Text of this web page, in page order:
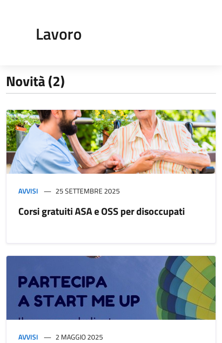
Lavoro
Novità (2)
AVVISI 25 SETTEMBRE 2025
Corsi gratuiti ASA e OSS per disoccupati
AVVISI 2 MAGGIO 2025